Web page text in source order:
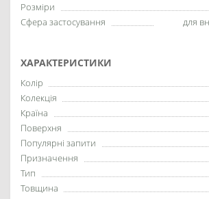
Розміри
Сфера застосування
для
ХАРАКТЕРИСТИКИ
Колір
Колекція
Країна
Поверхня
Популярні запити
Призначення
Тип
Товщина